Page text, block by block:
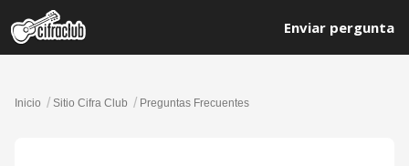
Enviar pergunta
Inicio Sitio Cifra Club Preguntas Frecuentes